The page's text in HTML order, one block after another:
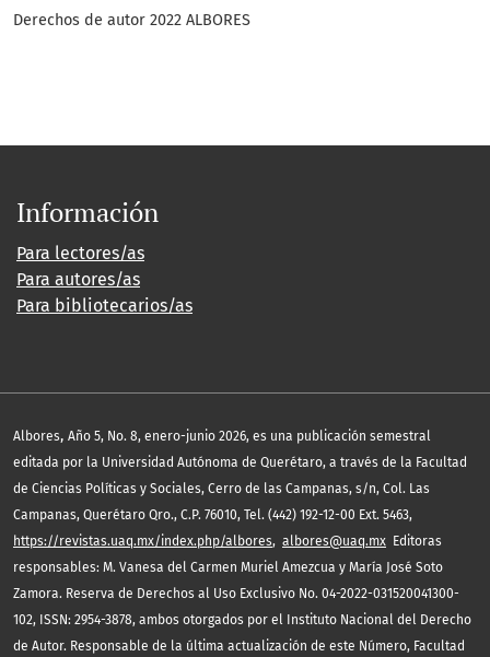
Derechos de autor 2022 ALBORES
Información
Para lectores/as
Para autores/as
Para bibliotecarios/as
Albores, Año 5, No. 8, enero-junio 2026, es una publicación semestral
editada por la Universidad Autónoma de Querétaro, a través de la Facultad
de Ciencias Políticas y Sociales, Cerro de las Campanas, s/n, Col. Las
Campanas, Querétaro Qro., C.P. 76010, Tel. (442) 192-12-00 Ext. 5463,
https://revistas.uaq.mx/index.php/albores, albores@uaq.mx Editoras
responsables: M. Vanesa del Carmen Muriel Amezcua y María José Soto
Zamora. Reserva de Derechos al Uso Exclusivo No. 04-2022-031520041300-
102, ISSN: 2954-3878, ambos otorgados por el Instituto Nacional del Derecho
de Autor. Responsable de la última actualización de este Número, Facultad